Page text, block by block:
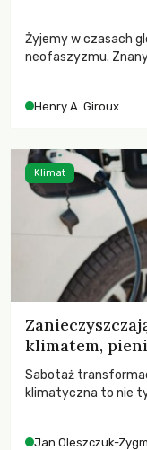
Żyjemy w czasach
neofaszyzmu.
wychowają
Henry A. Giroux
klimatem,
Sabotaż
klimatyczna to nie
Jan Oleszczuk-
Klimat